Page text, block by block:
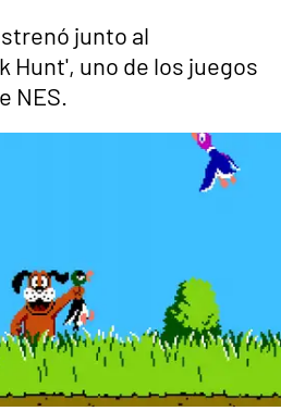
junto al
Hunt', uno de los juegos
NES.